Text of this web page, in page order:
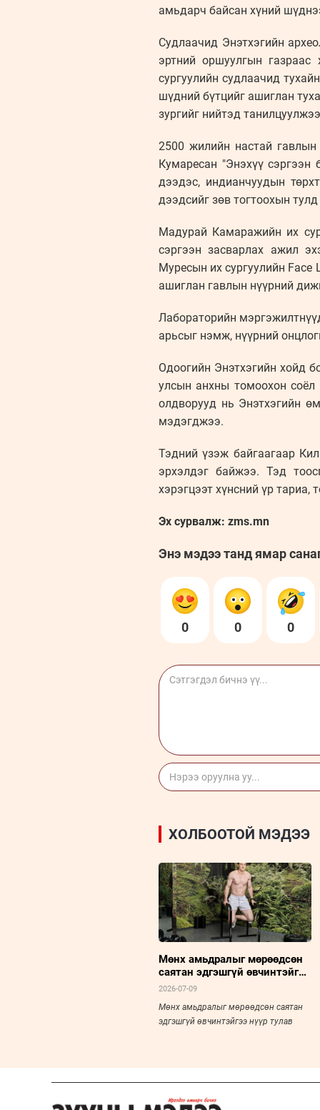
амьдарч байсан хүний
Судлаачид Энэтхэгийн
эртний оршуулгын
сургуулийн судлаачид
шүдний бүтцийг ашиглан
зургийг нийтэд
2500 жилийн настай
Кумаресан "Энэхүү сэргээн
дээдэс, индианчуудын
дээдсийг зөв тогтоохын
Мадурай Камаражийн их
сэргээн засварлах ажил
Муресын их сургуулийн Face
ашиглан гавлын нүүрний
Лабораторийн
арьсыг нэмж, нүүрний
Одоогийн Энэтхэгийн хойд
улсын анхны томоохон
олдворууд нь Энэтхэгийн
мэдэгджээ.
Тэдний үзэж байгаагаар
эрхэлдэг байжээ. Тэд
хэрэгцээт хүнсний үр тариа,
Эх сурвалж: zms.mn
Энэ мэдээ танд ямар
0 0 0
ХОЛБООТОЙ МЭДЭЭ
Мөнх амьдралыг мөрөөдсөн
саятан эдгэшгүй өвчинтэйгээ
нүүр тулав
2026-07-09
Мөнх амьдралыг мөрөөдсөн саятан
эдгэшгүй өвчинтэйгээ нүүр тулав